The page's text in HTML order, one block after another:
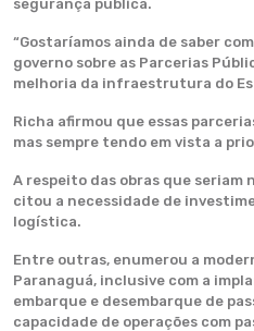
segurança pública.
“Gostaríamos ainda de saber
governo sobre as Parcerias
melhoria da infraestrutura do
Richa afirmou que essas
mas sempre tendo em vista a
A respeito das obras que seriam
citou a necessidade de
logística.
Entre outras, enumerou a
Paranaguá, inclusive com a
embarque e desembarque de
capacidade de operações com